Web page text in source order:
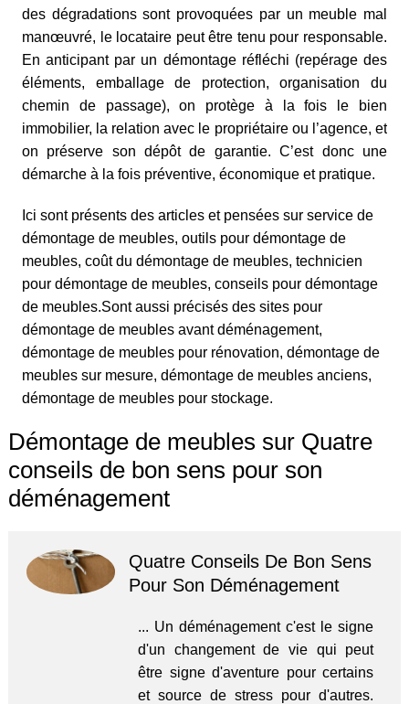
des dégradations sont provoquées par un meuble mal
manœuvré, le locataire peut être tenu pour responsable.
En anticipant par un démontage réfléchi (repérage des
éléments, emballage de protection, organisation du
chemin de passage), on protège à la fois le bien
immobilier, la relation avec le propriétaire ou l’agence, et
on préserve son dépôt de garantie. C’est donc une
démarche à la fois préventive, économique et pratique.
Ici sont présents des articles et pensées sur service de
démontage de meubles, outils pour démontage de
meubles, coût du démontage de meubles, technicien
pour démontage de meubles, conseils pour démontage
de meubles.Sont aussi précisés des sites pour
démontage de meubles avant déménagement,
démontage de meubles pour rénovation, démontage de
meubles sur mesure, démontage de meubles anciens,
démontage de meubles pour stockage.
Démontage de meubles sur Quatre
conseils de bon sens pour son
déménagement
Quatre Conseils De Bon Sens
Pour Son Déménagement
... Un déménagement c'est le signe
d'un changement de vie qui peut
être signe d'aventure pour certains
et source de stress pour d'autres.